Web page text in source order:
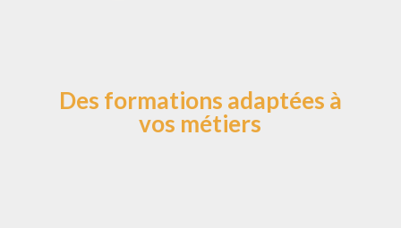
Des formations adaptées à
vos métiers